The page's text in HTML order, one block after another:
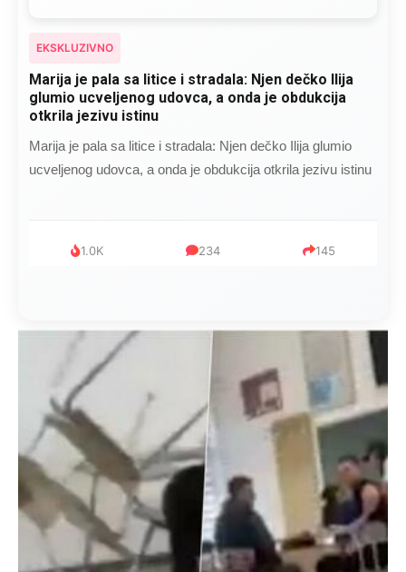
EKSKLUZIVNO
Marija je pala sa litice i stradala: Njen dečko Ilija
glumio ucveljenog udovca, a onda je obdukcija
otkrila jezivu istinu
Marija je pala sa litice i stradala: Njen dečko Ilija glumio
ucveljenog udovca, a onda je obdukcija otkrila jezivu istinu
1.0K 234 145